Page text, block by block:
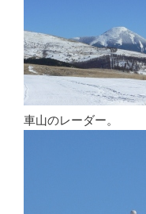
車山のレーダー。